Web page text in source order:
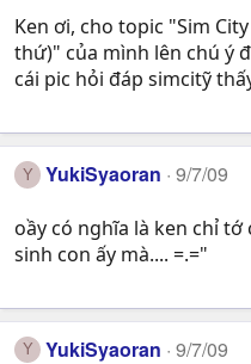
Ken ơi, cho topic "Sim
thứ)" của mình lên chú ý
cái pic hỏi đáp simcitỹ
Y YukiSyaoran 9/7/09
oầy có nghĩa là ken chỉ
sinh con ấy mà.... =.="
Y YukiSyaoran 9/7/09